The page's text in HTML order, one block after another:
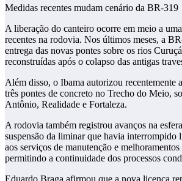
Medidas recentes mudam cenário da BR-319
A liberação do canteiro ocorre em meio a
recentes na rodovia. Nos últimos meses, a
entrega das novas pontes sobre os rios
reconstruídas após o colapso das antigas
Além disso, o Ibama autorizou recentemente
três pontes de concreto no Trecho do Meio,
Antônio, Realidade e Fortaleza.
A rodovia também registrou avanços na
suspensão da liminar que havia interrompido
aos serviços de manutenção e
permitindo a continuidade dos processos
Eduardo Braga afirmou que a nova licença